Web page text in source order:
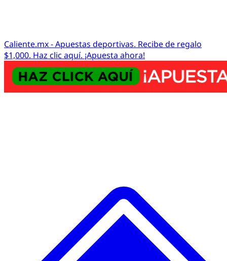
Caliente.mx - Apuestas deportivas. Recibe de regalo
$1,000. Haz clic aquí. ¡Apuesta ahora!